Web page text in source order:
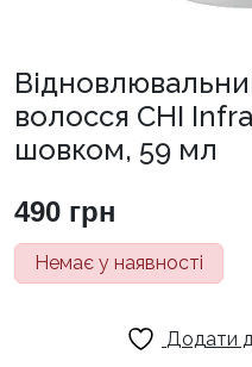
волосся CHI
шовком, 59 мл
490 грн
Немає у наявності
Додати